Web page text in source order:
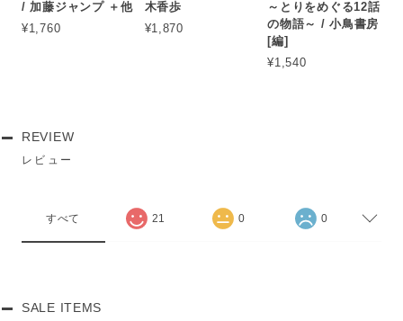
/ 加藤ジャンプ ＋他
¥1,760
木香歩
¥1,870
～とりをめぐる12話
の物語～ / 小鳥書房
[編]
¥1,540
REVIEW
レビュー
すべて 21 0 0
SALE ITEMS